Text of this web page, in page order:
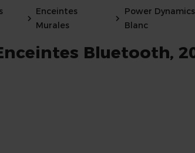
Enceintes
Murales
Power
Blanc
Bluetooth,